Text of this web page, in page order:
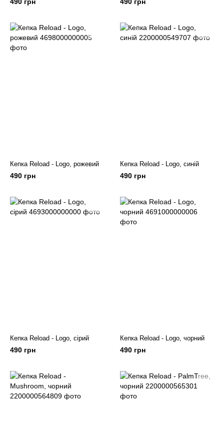
Кепка Reload - Logo, рожевий
490 грн
Кепка Reload - Logo, синій
490 грн
Кепка Reload - Logo, сірий
490 грн
Кепка Reload - Logo, чорний
490 грн